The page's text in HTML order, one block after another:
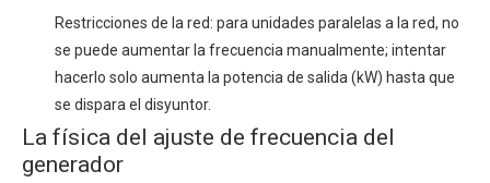
Restricciones de la red: para unidades paralelas a la red, no
se puede aumentar la frecuencia manualmente; intentar
hacerlo solo aumenta la potencia de salida (kW) hasta que
se dispara el disyuntor.
La física del ajuste de frecuencia del
generador